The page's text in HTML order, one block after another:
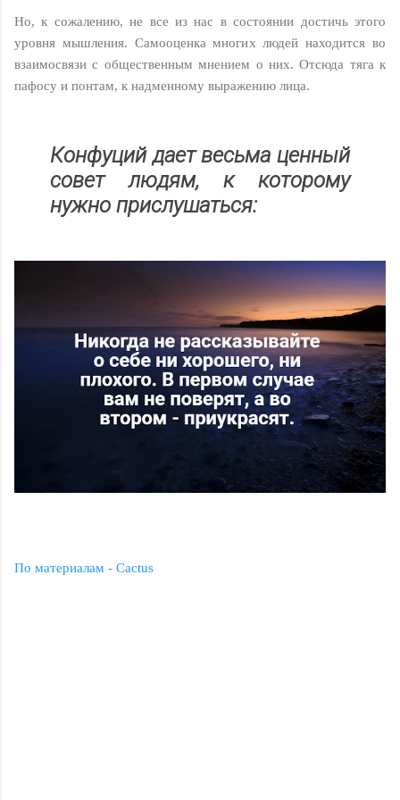
Но, к сожалению, не все из нас в состоянии достичь этого
уровня мышления. Самооценка многих людей находится во
взаимосвязи с общественным мнением о них. Отсюда тяга к
пафосу и понтам, к надменному выражению лица.
Конфуций дает весьма ценный
совет людям, к которому
нужно прислушаться:
По материалам - Cactus